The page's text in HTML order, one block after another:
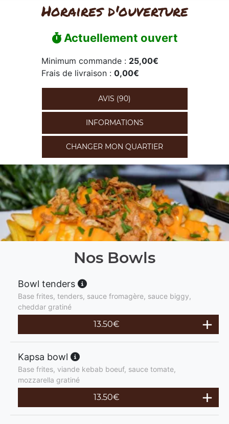
Horaires d'ouverture
Actuellement ouvert
Minimum commande : 25,00€
Frais de livraison : 0,00€
AVIS (90)
INFORMATIONS
CHANGER MON QUARTIER
Nos Bowls
Bowl tenders
Base frites, tenders, sauce fromagère, sauce biggy,
cheddar gratiné
13.50€
Kapsa bowl
Base frites, viande kebab boeuf, sauce tomate,
mozzarella gratiné
13.50€